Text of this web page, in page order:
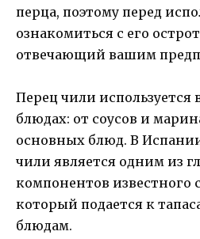
перца, поэтому перед
ознакомиться с его
отвечающий вашим
Перец чили используется
блюдах: от соусов и
основных блюд. В
чили является одним из
компонентов известного
который подается к
блюдам.